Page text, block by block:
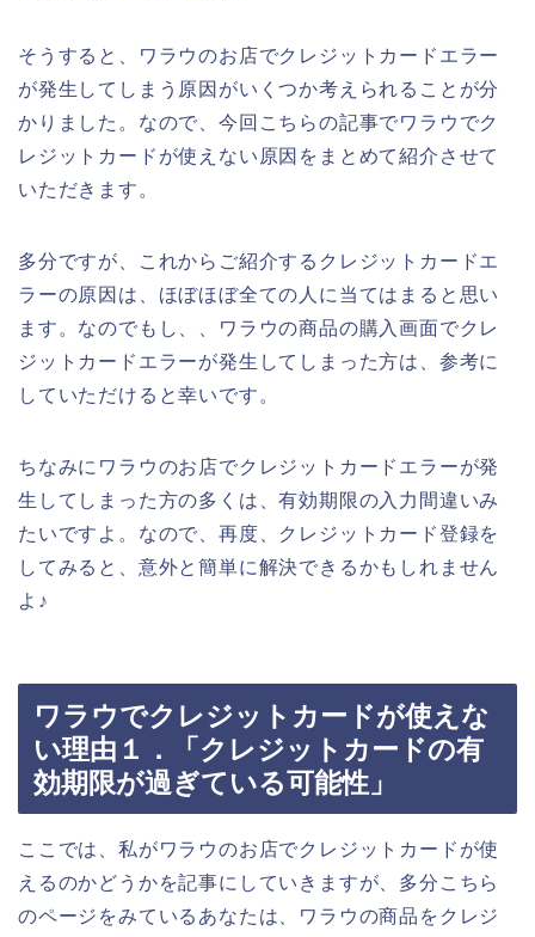
そうすると、ワラウのお店でクレジットカードエラー
が発生してしまう原因がいくつか考えられることが分
かりました。なので、今回こちらの記事でワラウでク
レジットカードが使えない原因をまとめて紹介させて
いただきます。
多分ですが、これからご紹介するクレジットカードエ
ラーの原因は、ほぼほぼ全ての人に当てはまると思い
ます。なのでもし、、ワラウの商品の購入画面でクレ
ジットカードエラーが発生してしまった方は、参考に
していただけると幸いです。
ちなみにワラウのお店でクレジットカードエラーが発
生してしまった方の多くは、有効期限の入力間違いみ
たいですよ。なので、再度、クレジットカード登録を
してみると、意外と簡単に解決できるかもしれません
よ♪
ワラウでクレジットカードが使えな
い理由１．「クレジットカードの有
効期限が過ぎている可能性」
ここでは、私がワラウのお店でクレジットカードが使
えるのかどうかを記事にしていきますが、多分こちら
のページをみているあなたは、ワラウの商品をクレジ